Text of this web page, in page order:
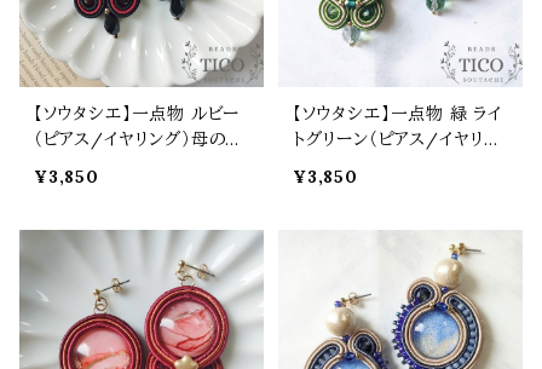
【ソウタシエ】一点物 ルビー
（ピアス/イヤリング）母の日
¥3,850
【ソウタシエ】一点物 緑 ライ
トグリーン（ピアス/イヤリン
ト
¥3,850